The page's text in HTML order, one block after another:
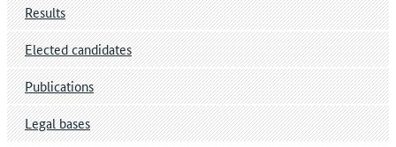
Results
Elected candidates
Publications
Legal bases